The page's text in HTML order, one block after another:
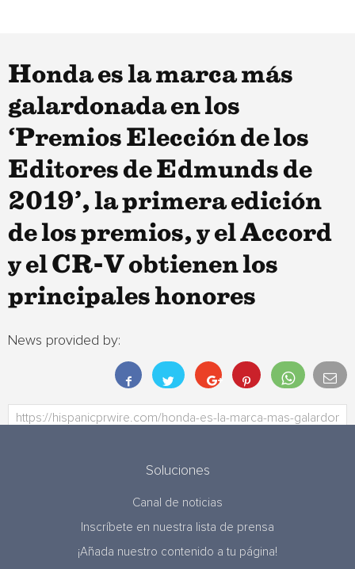
Honda es la marca más
galardonada en los
‘Premios Elección de los
Editores de Edmunds de
2019’, la primera edición
de los premios, y el Accord
y el CR-V obtienen los
principales honores
News provided by:
Soluciones
Canal de noticias
Inscríbete en nuestra lista de prensa
¡Añada nuestro contenido a tu página!